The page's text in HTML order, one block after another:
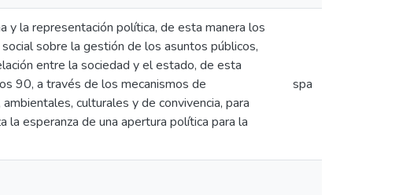
y la representación política, de esta manera los
sobre la gestión de los asuntos públicos,
entre la sociedad y el estado, de esta
90, a través de los mecanismos de
culturales y de convivencia, para
la esperanza de una apertura política para la
spa